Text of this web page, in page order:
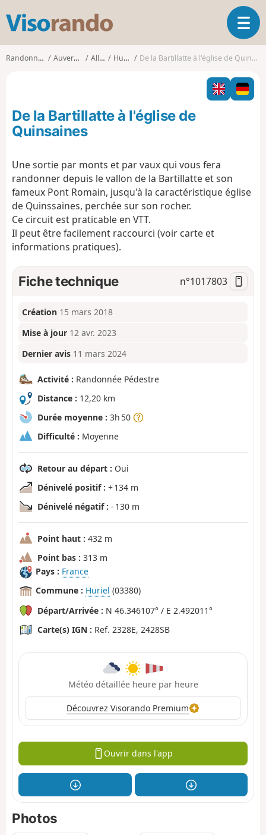
s
o
o
O
u
v
i
r
l
a
Randonnées Auvergne Allier Huriel De la Bartillatte à l'église de Quinsaines
De la Bartillatte à l'église de
Quinsaines
Une sortie par monts et par vaux qui vous fera
randonner depuis le vallon de la Bartillatte et son
fameux Pont Romain, jusqu'à la caractéristique église
de Quinssaines, perchée sur son rocher.
Ce circuit est praticable en VTT.
Il peut être facilement raccourci (voir carte et
informations pratiques).
Fiche technique n°1017803
Création 15 mars 2018
Mise à jour 12 avr. 2023
Dernier avis 11 mars 2024
Activité : Randonnée Pédestre
Distance : 12,20 km
Durée moyenne : 3h 50
Difficulté : Moyenne
Retour au départ : Oui
Dénivelé positif : + 134 m
Dénivelé négatif : - 130 m
Point haut : 432 m
Point bas : 313 m
Pays : France
Commune : Huriel (03380)
Départ/Arrivée : N 46.346107° / E 2.492011°
Carte(s) IGN : Ref. 2328E, 2428SB
Météo détaillée heure par heure
Découvrez Visorando Premium
Ouvrir dans l'app
Photos